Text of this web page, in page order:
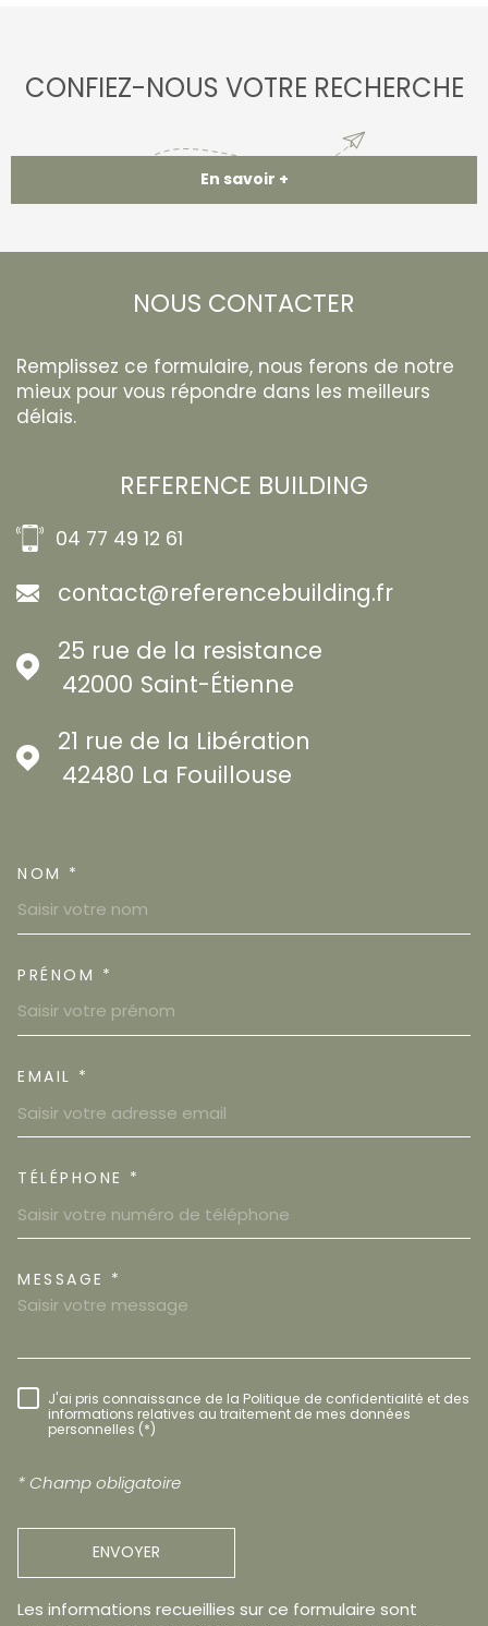
CONFIEZ-NOUS VOTRE RECHERCHE
En savoir +
NOUS CONTACTER
Remplissez ce formulaire, nous ferons de notre
mieux pour vous répondre dans les meilleurs
délais.
REFERENCE BUILDING
04 77 49 12 61
contact@referencebuilding.fr
25 rue de la resistance
42000
Saint-Étienne
21 rue de la Libération
42480
La Fouillouse
NOM *
PRÉNOM *
EMAIL *
TÉLÉPHONE *
MESSAGE *
RÈGLEMENTATION
J'ai pris connaissance de la Politique de confidentialité et des
informations relatives au traitement de mes données
personnelles (*)
* Champ obligatoire
ENVOYER
Les informations recueillies sur ce formulaire sont